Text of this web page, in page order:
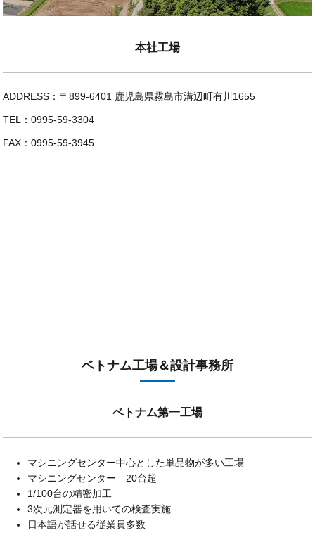
本社工場
ADDRESS：〒899-6401 鹿児島県霧島市溝辺町有川1655
TEL：0995-59-3304
FAX：0995-59-3945
ベトナム工場＆設計事務所
ベトナム第一工場
マシニングセンター中心とした単品物が多い工場
マシニングセンター 20台超
1/100台の精密加工
3次元測定器を用いての検査実施
日本語が話せる従業員多数